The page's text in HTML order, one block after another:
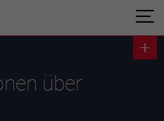
über